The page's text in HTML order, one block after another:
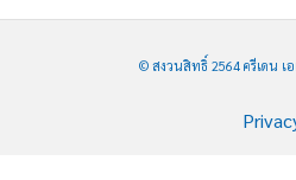
© สงวนสิทธิ์ 2564 ครีเดน เอ